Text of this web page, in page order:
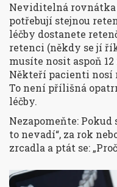
Neviditelná rovnátka
potřebují stejnou
léčby dostanete
retenci (někdy se jí
musíte nosit aspoň
Někteří pacienti nosí
To není přílišná
léčby.
Nezapomeňte: Pokud
to nevadí“, za rok
zrcadla a ptát se: